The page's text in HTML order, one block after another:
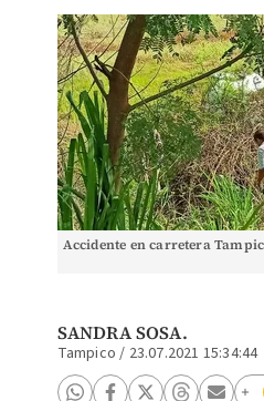
Accidente en carretera
SANDRA SOSA.
Tampico / 23.07.2021 15:34:44